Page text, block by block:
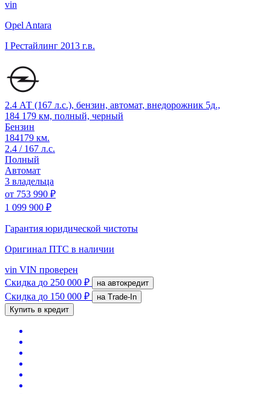
vin
Opel Antara
I Рестайлинг 2013 г.в.
2.4 АТ (167 л.с.), бензин, автомат, внедорожник 5д.,
184 179 км, полный, черный
Бензин
184179 км.
2.4 / 167 л.с.
Полный
Автомат
3 владельца
от 753 990 ₽
1 099 900 ₽
Гарантия юридической чистоты
Оригинал ПТС в наличии
vin VIN проверен
Скидка до 250 000 ₽ на автокредит
Скидка до 150 000 ₽
на Trade-In
Купить в кредит